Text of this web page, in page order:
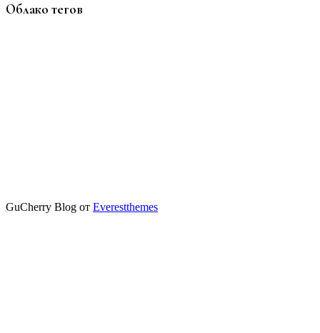
Облако тегов
GuCherry Blog от Everestthemes